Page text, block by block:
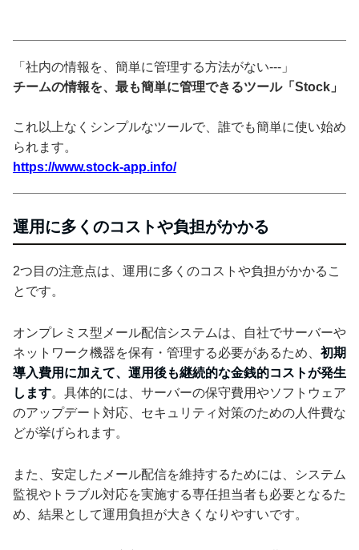
「社内の情報を、簡単に管理する方法がない---」
チームの情報を、最も簡単に管理できるツール「Stock」
これ以上なくシンプルなツールで、誰でも簡単に使い始め
られます。
https://www.stock-app.info/
運用に多くのコストや負担がかかる
2つ目の注意点は、運用に多くのコストや負担がかかるこ
とです。
オンプレミス型メール配信システムは、自社でサーバーや
ネットワーク機器を保有・管理する必要があるため、 初期
導入費用に加えて、運用後も継続的な金銭的コストが発生
します。具体的には、サーバーの保守費用やソフトウェア
のアップデート対応、セキュリティ対策のための人件費な
どが挙げられます。
また、安定したメール配信を維持するためには、システム
監視やトラブル対応を実施する専任担当者も必要となるた
め、結果として運用負担が大きくなりやすいです。